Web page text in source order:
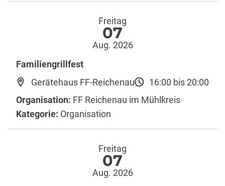
Freitag
07
Aug. 2026
Familiengrillfest
Gerätehaus FF-Reichenau
16:00 bis 20:00
Organisation: FF Reichenau im Mühlkreis
Kategorie: Organisation
Freitag
07
Aug. 2026